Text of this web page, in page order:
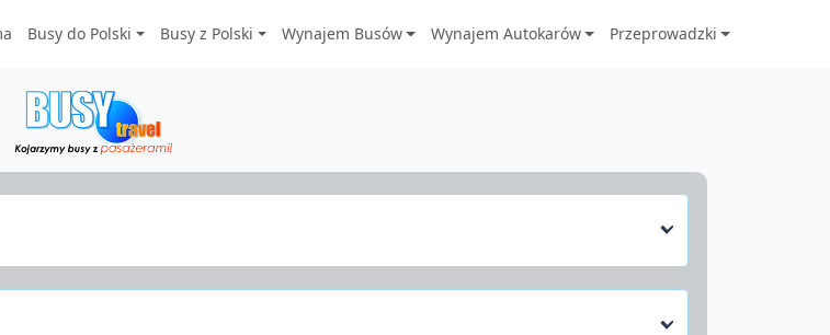
Busy do Polski Busy z Polski Wynajem Busów Wynajem Autokarów Przeprowadzki